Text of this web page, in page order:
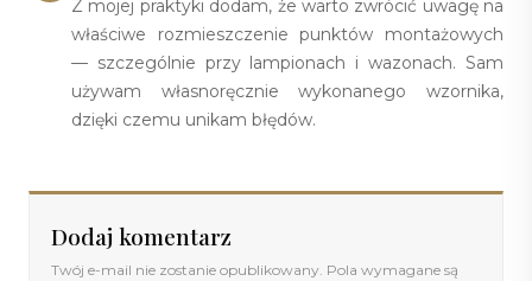
Z mojej praktyki dodam, że warto zwrócić uwagę na
właściwe rozmieszczenie punktów montażowych
— szczególnie przy lampionach i wazonach. Sam
używam własnoręcznie wykonanego wzornika,
dzięki czemu unikam błędów.
Dodaj komentarz
Twój e-mail nie zostanie opublikowany. Pola wymagane są